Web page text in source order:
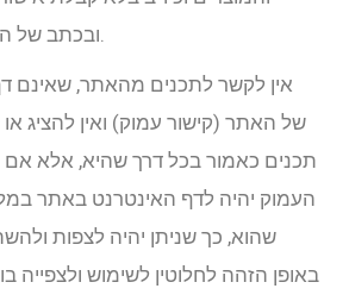
אין לקשר לתכנים מהאתר, שאינם
של האתר (קישור עמוק) ואין להציג
תכנים כאמור בכל דרך שהיא, אלא אם
העמוק יהיה לדף האינטרנט באתר
שהוא, כך שניתן יהיה לצפות
באופן הזהה לחלוטין לשימוש ולצפייה